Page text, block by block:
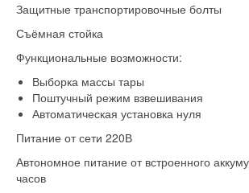
Защитные транспортировочные болты
Съёмная стойка
Функциональные возможности:
Выборка массы тары
Поштучный режим взвешивания
Автоматическая установка нуля
Питание от сети 220В
Автономное питание от встроенного
часов